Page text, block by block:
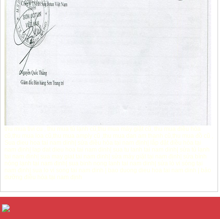
thu mua tivi cu , thu mua tủ lạnh cũ, thu mua máy giặt cũ, thu mua điều hòa
cũ, thu mua loa cũ, thu mua amply cũ , thu mua dan am thanh cũ, thu mua đồ cũ ,
Sua dieu hoa tai nam dinh sửa điều hòa tại nam định
lắp đặt điều hòa tại
nam định
lap dat dieu hoa tai nam dinh sua tu lanh tai nam dinh sửa tủ lạnh
tại nam định sua may giat tai nam dinh sửa máy giặt tại nam định sửa bình
nóng lạnh tại nam định sua binh nong lanh tai nam dinh sửa lò vi sóng tại
nam định sua lo vi song tai nam dinh bao duong dieu hoa tai nam dinh
bảo
dưỡng điều hòa tại nam định